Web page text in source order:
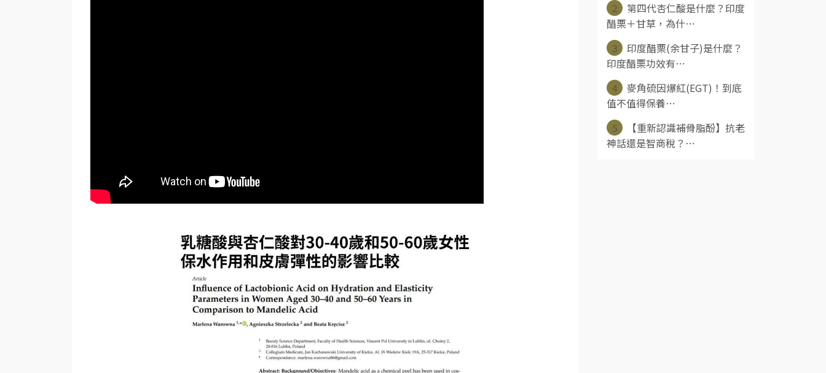
2
第四代杏仁酸是什麼？印度
醋栗＋甘草，為什⋯
3
印度醋栗(余甘子)是什麼？
印度醋栗功效有⋯
4
麥角硫因爆紅(EGT)！到底
值不值得保養⋯
5
【重新認識補骨脂酚】抗老
神話還是智商稅？⋯